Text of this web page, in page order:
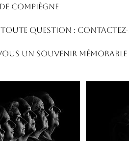
Compiègne
toute question : contactez-
un souvenir